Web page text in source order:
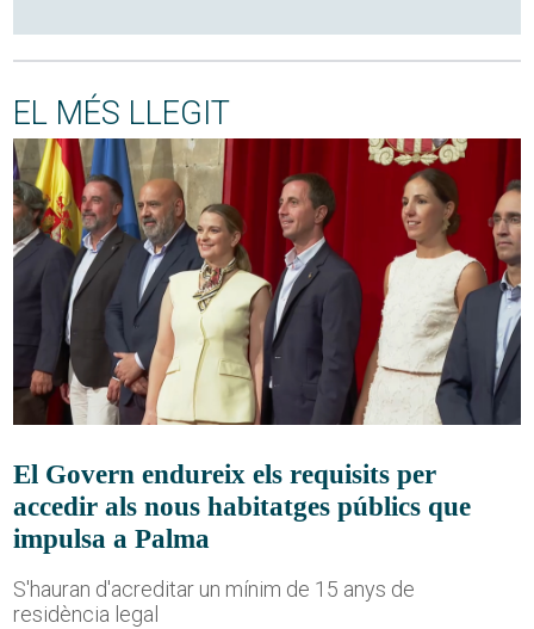
EL MÉS LLEGIT
El Govern endureix els requisits per
accedir als nous habitatges públics que
impulsa a Palma
S'hauran d'acreditar un mínim de 15 anys de
residència legal